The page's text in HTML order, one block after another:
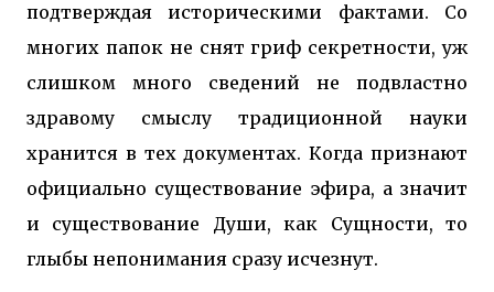
подтверждая историческими фактами. Со
многих папок не снят гриф секретности, уж
слишком много сведений не подвластно
здравому смыслу традиционной науки
хранится в тех документах. Когда признают
официально существование эфира, а значит
и существование Души, как Сущности, то
глыбы непонимания сразу исчезнут.